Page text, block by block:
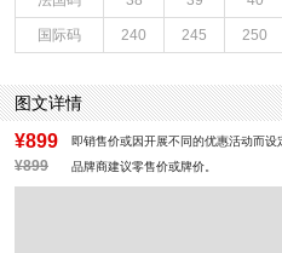
里料材质：织物面料
色系：黑色
闭合方式：系带
国际码 240 245 250
图文详情
¥899 即销售价或因开展不同的优惠活动而设
¥899 品牌商建议零售价或牌价。